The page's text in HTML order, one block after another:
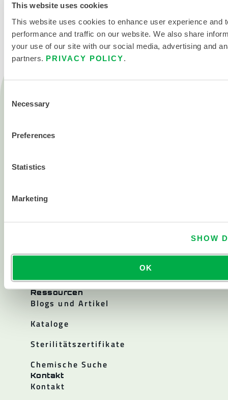
This website uses cookies
This website uses cookies to enhance user experience and
performance and traffic on our website. We also share
your use of our site with our social media, advertising and
partners. PRIVACY POLICY
Selection
Necessary
Preferences
Statistics
Marketing
SHOW
OK
Reinraum
Über Lakeland
Politiken
Ressourcen
Blogs und Artikel
Kataloge
Sterilitätszertifikate
Chemische Suche
Kontakt
Kontakt